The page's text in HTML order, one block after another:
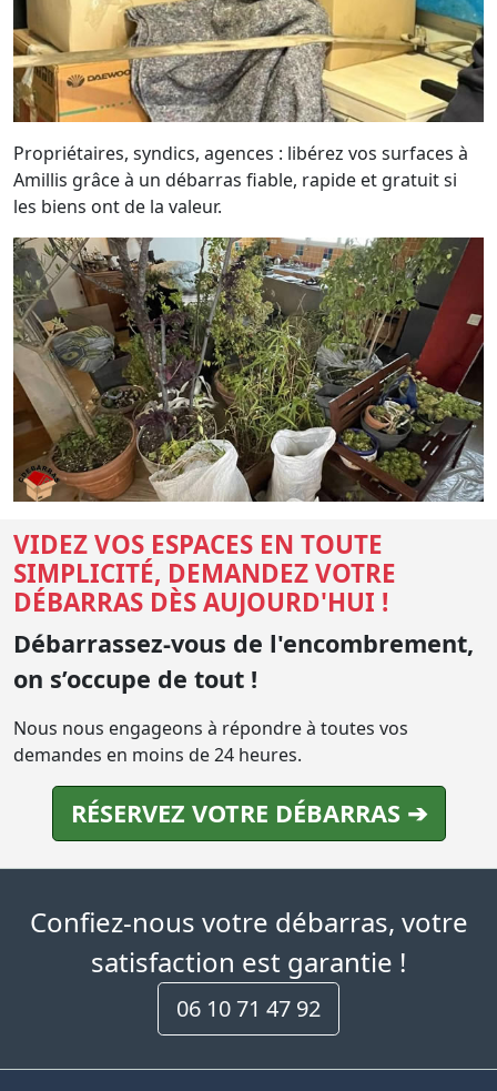
Propriétaires, syndics, agences : libérez vos surfaces à
Amillis grâce à un débarras fiable, rapide et gratuit si
les biens ont de la valeur.
VIDEZ VOS ESPACES EN TOUTE
SIMPLICITÉ, DEMANDEZ VOTRE
DÉBARRAS DÈS AUJOURD'HUI !
Débarrassez-vous de l'encombrement,
on s’occupe de tout !
Nous nous engageons à répondre à toutes vos
demandes en moins de 24 heures.
RÉSERVEZ VOTRE DÉBARRAS ➔
Confiez-nous votre débarras, votre
satisfaction est garantie !
06 10 71 47 92